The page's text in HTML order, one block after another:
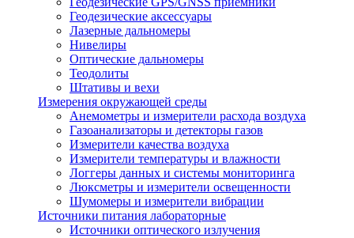
Геодезические аксессуары
Лазерные дальномеры
Нивелиры
Оптические дальномеры
Теодолиты
Штативы и вехи
Измерения окружающей среды
Анемометры и измерители расхода воздуха
Газоанализаторы и детекторы газов
Измерители качества воздуха
Измерители температуры и влажности
Логгеры данных и системы мониторинга
Люксметры и измерители освещенности
Шумомеры и измерители вибрации
Источники питания лабораторные
Источники оптического излучения